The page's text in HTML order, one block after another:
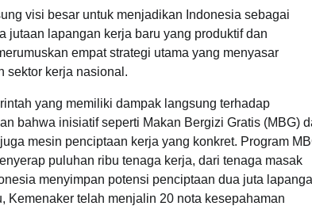
visi besar untuk menjadikan Indonesia sebagai
jutaan lapangan kerja baru yang produktif dan
empat strategi utama yang menyasar
sektor kerja nasional.
yang memiliki dampak langsung terhadap
bahwa inisiatif seperti Makan Bergizi Gratis (MBG)
mesin penciptaan kerja yang konkret. Program
puluhan ribu tenaga kerja, dari tenaga masak
menyimpan potensi penciptaan dua juta
Kemenaker telah menjalin 20 nota kesepahaman